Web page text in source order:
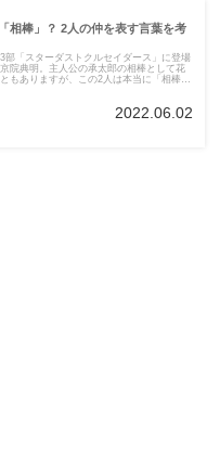
相棒」？ 2人の仲を表す言葉を考
部「スターダストクルセイダース」に登場
院典明。主人公の承太郎の相棒として花
もありますが、この2人は本当に「相棒」
2022.06.02